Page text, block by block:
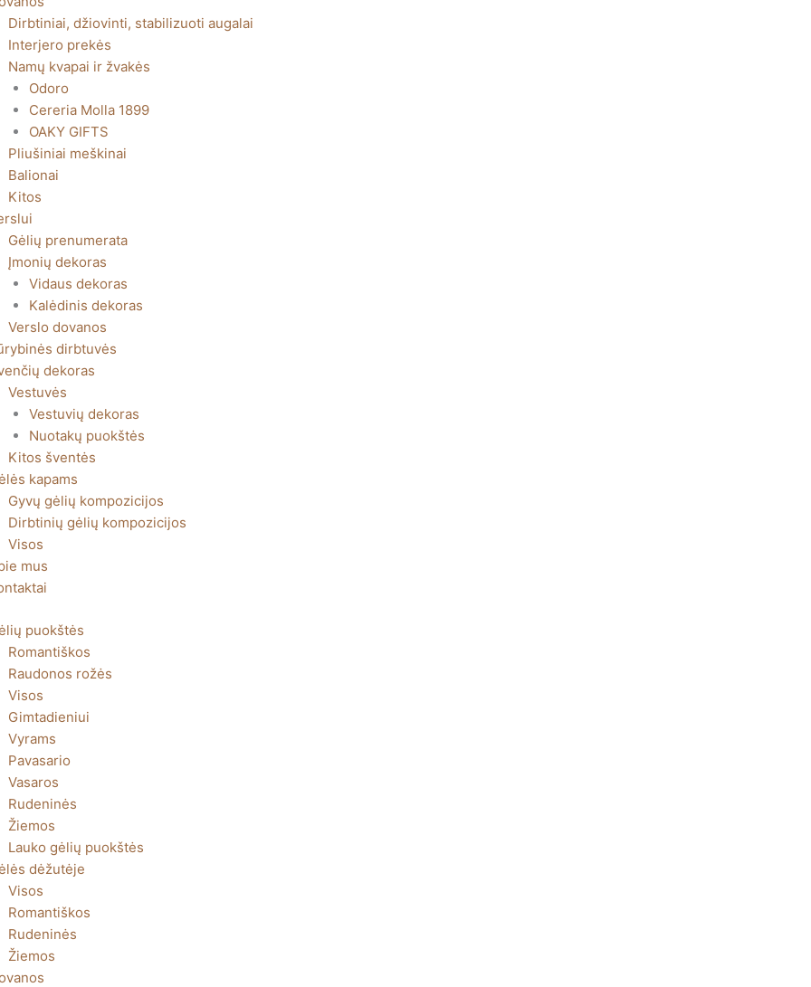
Dirbtiniai, džiovinti, stabilizuoti augalai
Interjero prekės
Namų kvapai ir žvakės
Odoro
Cereria Molla 1899
OAKY GIFTS
Pliušiniai meškinai
Balionai
Kitos
Gėlių prenumerata
Įmonių dekoras
Vidaus dekoras
Kalėdinis dekoras
Verslo dovanos
dirbtuvės
dekoras
Vestuvės
Vestuvių dekoras
Nuotakų puokštės
Kitos šventės
kapams
Gyvų gėlių kompozicijos
Dirbtinių gėlių kompozicijos
Visos
mus
puokštės
Romantiškos
Raudonos rožės
Visos
Gimtadieniui
Vyrams
Pavasario
Vasaros
Rudeninės
Žiemos
Lauko gėlių puokštės
dėžutėje
Visos
Romantiškos
Rudeninės
Žiemos